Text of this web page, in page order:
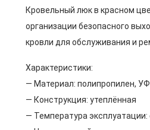
Кровельный люк в красном
организации безопасного
кровли для обслуживания и
Характеристики:
— Материал: полипропилен,
— Конструкция: утеплённая
— Температура эксплуатации: